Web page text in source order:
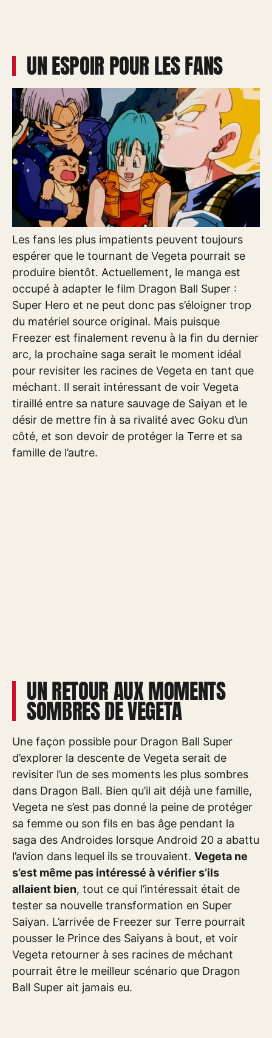
UN ESPOIR POUR LES FANS
Les fans les plus impatients peuvent toujours
espérer que le tournant de Vegeta pourrait se
produire bientôt. Actuellement, le manga est
occupé à adapter le film Dragon Ball Super :
Super Hero et ne peut donc pas s’éloigner trop
du matériel source original. Mais puisque
Freezer est finalement revenu à la fin du dernier
arc, la prochaine saga serait le moment idéal
pour revisiter les racines de Vegeta en tant que
méchant. Il serait intéressant de voir Vegeta
tiraillé entre sa nature sauvage de Saiyan et le
désir de mettre fin à sa rivalité avec Goku d’un
côté, et son devoir de protéger la Terre et sa
famille de l’autre.
UN RETOUR AUX MOMENTS
SOMBRES DE VEGETA
Une façon possible pour Dragon Ball Super
d’explorer la descente de Vegeta serait de
revisiter l’un de ses moments les plus sombres
dans Dragon Ball. Bien qu’il ait déjà une famille,
Vegeta ne s’est pas donné la peine de protéger
sa femme ou son fils en bas âge pendant la
saga des Androides lorsque Android 20 a abattu
l’avion dans lequel ils se trouvaient. Vegeta ne
s’est même pas intéressé à vérifier s’ils
allaient bien, tout ce qui l’intéressait était de
tester sa nouvelle transformation en Super
Saiyan. L’arrivée de Freezer sur Terre pourrait
pousser le Prince des Saiyans à bout, et voir
Vegeta retourner à ses racines de méchant
pourrait être le meilleur scénario que Dragon
Ball Super ait jamais eu.